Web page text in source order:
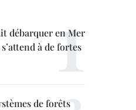
débarquer en Mer
à de fortes
de forêts